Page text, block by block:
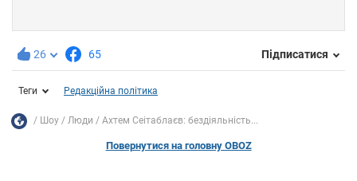
26 65 Підписатися
Теги Редакційна політика
Шоу Люди Ахтем Сеітаблаєв: бездіяльність...
Повернутися на головну OBOZ